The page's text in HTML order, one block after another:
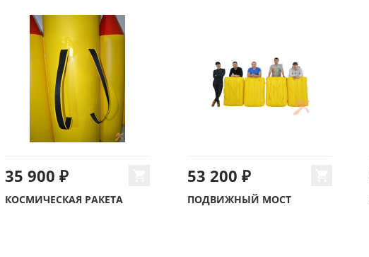
35 900 ₽
КОСМИЧЕСКАЯ РАКЕТА
53 200 ₽
ПОДВИЖНЫЙ МОСТ